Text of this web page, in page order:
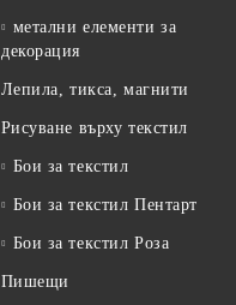
метални елементи за
декорация
Лепила, тикса, магнити
Рисуване върху текстил
Бои за текстил
Бои за текстил Пентарт
Бои за текстил Роза
Пишещи